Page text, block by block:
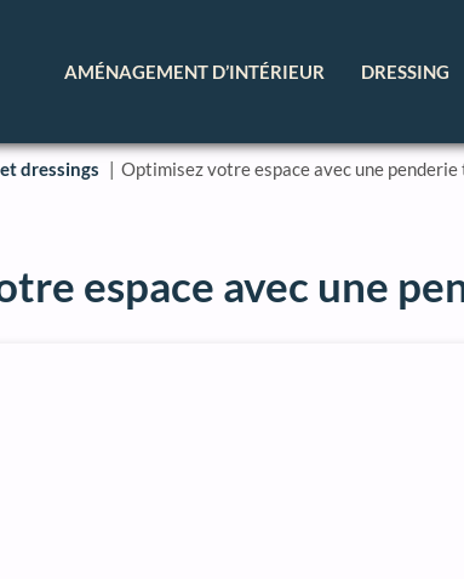
AMÉNAGEMENT D’INTÉRIEUR DRESSING
dressings Optimisez votre espace avec une
espace avec une